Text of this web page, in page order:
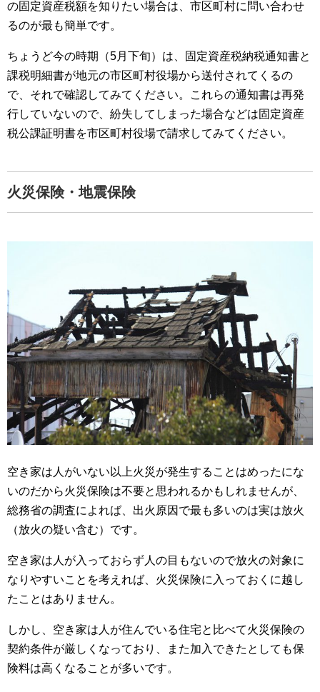
の固定資産税額を知りたい場合は、市区町村に問い合わせ
るのが最も簡単です。
ちょうど今の時期（5月下旬）は、固定資産税納税通知書と
課税明細書が地元の市区町村役場から送付されてくるの
で、それで確認してみてください。これらの通知書は再発
行していないので、紛失してしまった場合などは固定資産
税公課証明書を市区町村役場で請求してみてください。
火災保険・地震保険
空き家は人がいない以上火災が発生することはめったにな
いのだから火災保険は不要と思われるかもしれませんが、
総務省の調査によれば、出火原因で最も多いのは実は放火
（放火の疑い含む）です。
空き家は人が入っておらず人の目もないので放火の対象に
なりやすいことを考えれば、火災保険に入っておくに越し
たことはありません。
しかし、空き家は人が住んでいる住宅と比べて火災保険の
契約条件が厳しくなっており、また加入できたとしても保
険料は高くなることが多いです。